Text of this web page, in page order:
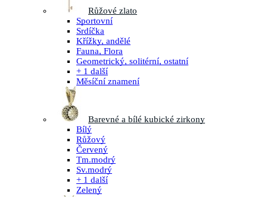
Růžové zlato
Sportovní
Srdíčka
Křížky, andělé
Fauna, Flora
Geometrický, solitérní, ostatní
+ 1 další
Měsíční znamení
Barevné a bílé kubické zirkony
Bílý
Růžový
Červený
Tm.modrý
Sv.modrý
+ 1 další
Zelený